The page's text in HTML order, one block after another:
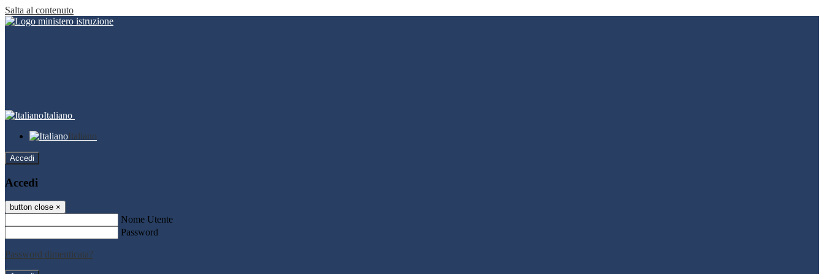
Salta al contenuto
Italiano
Italiano
Accedi
Accedi
button close ×
Nome Utente
Password
Password dimenticata?